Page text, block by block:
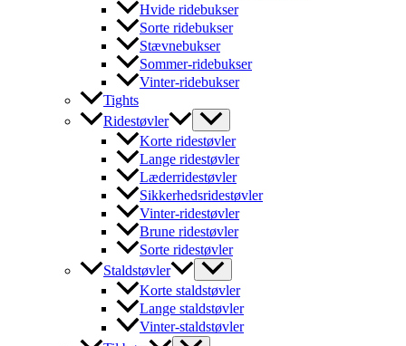
Hvide ridebukser
Sorte ridebukser
Stævnebukser
Sommer-ridebukser
Vinter-ridebukser
Tights
Ridestøvler
Korte ridestøvler
Lange ridestøvler
Læderridestøvler
Sikkerhedsridestøvler
Vinter-ridestøvler
Brune ridestøvler
Sorte ridestøvler
Staldstøvler
Korte staldstøvler
Lange staldstøvler
Vinter-staldstøvler